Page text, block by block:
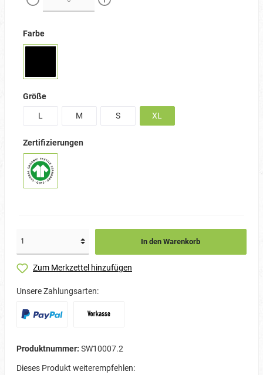
weniger mehr
Farbe
Größe
L
M S XL
Zertifizierungen
In den Warenkorb
Zum Merkzettel hinzufügen
Unsere Zahlungsarten:
Produktnummer: SW10007.2
Dieses Produkt weiterempfehlen: